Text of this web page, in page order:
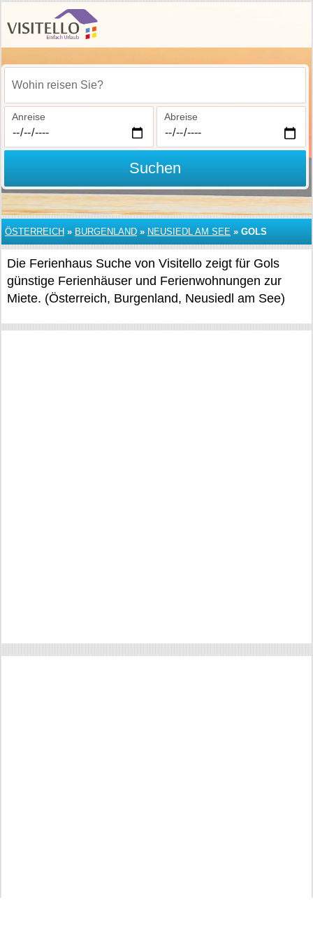
Wohin reisen Sie?
Anreise Abreise
Suchen
ÖSTERREICH » BURGENLAND » NEUSIEDL AM SEE » GOLS
Die Ferienhaus Suche von Visitello zeigt für Gols
günstige Ferienhäuser und Ferienwohnungen zur
Miete. (Österreich, Burgenland, Neusiedl am See)